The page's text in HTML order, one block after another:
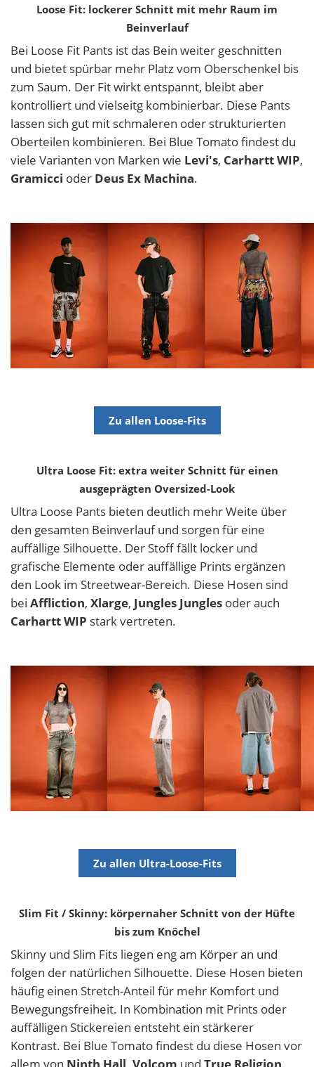
Loose Fit: lockerer Schnitt mit mehr Raum im
Beinverlauf
Bei Loose Fit Pants ist das Bein weiter geschnitten
und bietet spürbar mehr Platz vom Oberschenkel bis
zum Saum. Der Fit wirkt entspannt, bleibt aber
kontrolliert und vielseitg kombinierbar. Diese Pants
lassen sich gut mit schmaleren oder strukturierten
Oberteilen kombinieren. Bei Blue Tomato findest du
viele Varianten von Marken wie Levi's, Carhartt WIP,
Gramicci oder Deus Ex Machina.
Zu allen Loose-Fits
Ultra Loose Fit: extra weiter Schnitt für einen
ausgeprägten Oversized-Look
Ultra Loose Pants bieten deutlich mehr Weite über
den gesamten Beinverlauf und sorgen für eine
auffällige Silhouette. Der Stoff fällt locker und
grafische Elemente oder auffällige Prints ergänzen
den Look im Streetwear-Bereich. Diese Hosen sind
bei Affliction, Xlarge, Jungles Jungles oder auch
Carhartt WIP stark vertreten.
Zu allen Ultra-Loose-Fits
Slim Fit / Skinny: körpernaher Schnitt von der Hüfte
bis zum Knöchel
Skinny und Slim Fits liegen eng am Körper an und
folgen der natürlichen Silhouette. Diese Hosen bieten
häufig einen Stretch-Anteil für mehr Komfort und
Bewegungsfreiheit. In Kombination mit Prints oder
auffälligen Stickereien entsteht ein stärkerer
Kontrast. Bei Blue Tomato findest du diese Hosen vor